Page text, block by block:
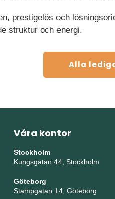
prestigelös och
struktur och energi.
Alla
Våra kontor
Stockholm
Kungsgatan 44, Stockholm
Göteborg
Stampgatan 14, Göteborg